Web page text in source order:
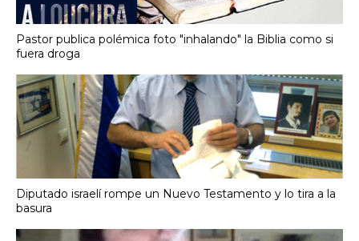
Pastor publica polémica foto "inhalando" la Biblia como si
fuera droga
Diputado israelí rompe un Nuevo Testamento y lo tira a la
basura